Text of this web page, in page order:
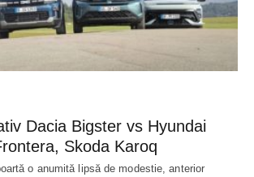
Dacia Bigster vs Hyundai
Skoda Karoq
o anumită lipsă de modestie, anterior